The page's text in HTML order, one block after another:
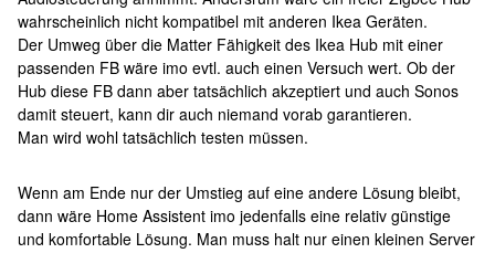
wahrscheinlich nicht kompatibel mit anderen Ikea Geräten.
Der Umweg über die Matter Fähigkeit des Ikea Hub mit einer
passenden FB wäre imo evtl. auch einen Versuch wert. Ob der
Hub diese FB dann aber tatsächlich akzeptiert und auch Sonos
damit steuert, kann dir auch niemand vorab garantieren.
Man wird wohl tatsächlich testen müssen.
Wenn am Ende nur der Umstieg auf eine andere Lösung bleibt,
dann wäre Home Assistent imo jedenfalls eine relativ günstige
und komfortable Lösung. Man muss halt nur einen kleinen Server